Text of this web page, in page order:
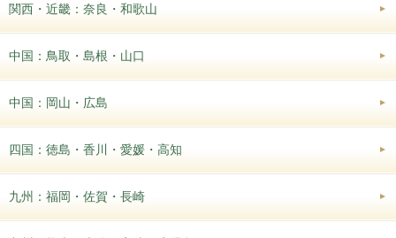
関西・近畿：奈良・和歌山
中国：鳥取・島根・山口
中国：岡山・広島
四国：徳島・香川・愛媛・高知
九州：福岡・佐賀・長崎